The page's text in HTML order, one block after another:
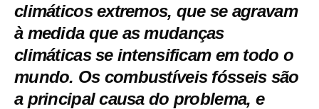
climáticos extremos, que se agravam
à medida que as mudanças
climáticas se intensificam em todo o
mundo. Os combustíveis fósseis são
a principal causa do problema, e